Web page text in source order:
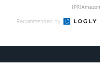
[PR]Amazon
Recommended by